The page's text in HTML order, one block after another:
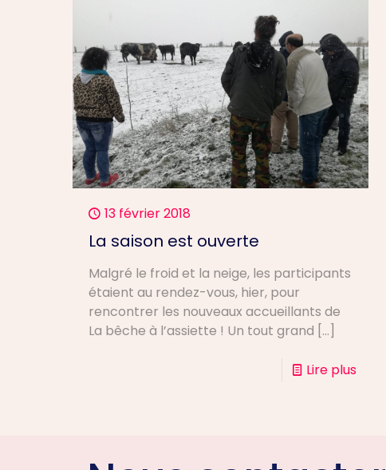
13 février 2018
La saison est ouverte
Malgré le froid et la neige, les participants
étaient au rendez-vous, hier, pour
rencontrer les nouveaux accueillants de
La bêche à l’assiette ! Un tout grand […]
Lire plus